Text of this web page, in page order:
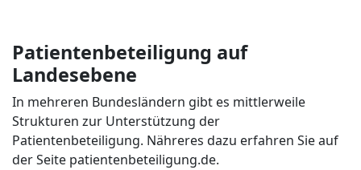
Patientenbeteiligung auf
Landesebene
In mehreren Bundesländern gibt es mittlerweile
Strukturen zur Unterstützung der
Patientenbeteiligung. Nähreres dazu erfahren Sie auf
der Seite patientenbeteiligung.de.